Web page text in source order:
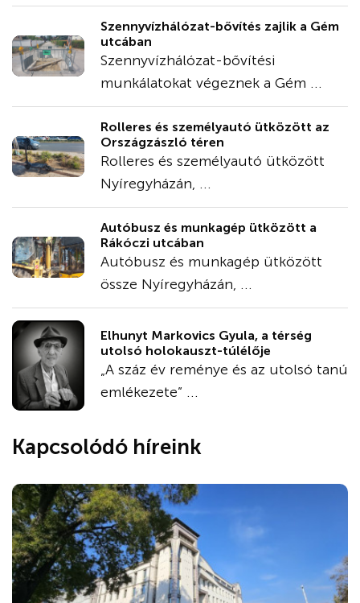
Szennyvízhálózat-bővítés zajlik a Gém
utcában
Szennyvízhálózat-bővítési
munkálatokat végeznek a Gém ...
Rolleres és személyautó ütközött az
Országzászló téren
Rolleres és személyautó ütközött
Nyíregyházán, ...
Autóbusz és munkagép ütközött a
Rákóczi utcában
Autóbusz és munkagép ütközött
össze Nyíregyházán, ...
Elhunyt Markovics Gyula, a térség
utolsó holokauszt-túlélője
„A száz év reménye és az utolsó tanú
emlékezete” ...
Kapcsolódó híreink